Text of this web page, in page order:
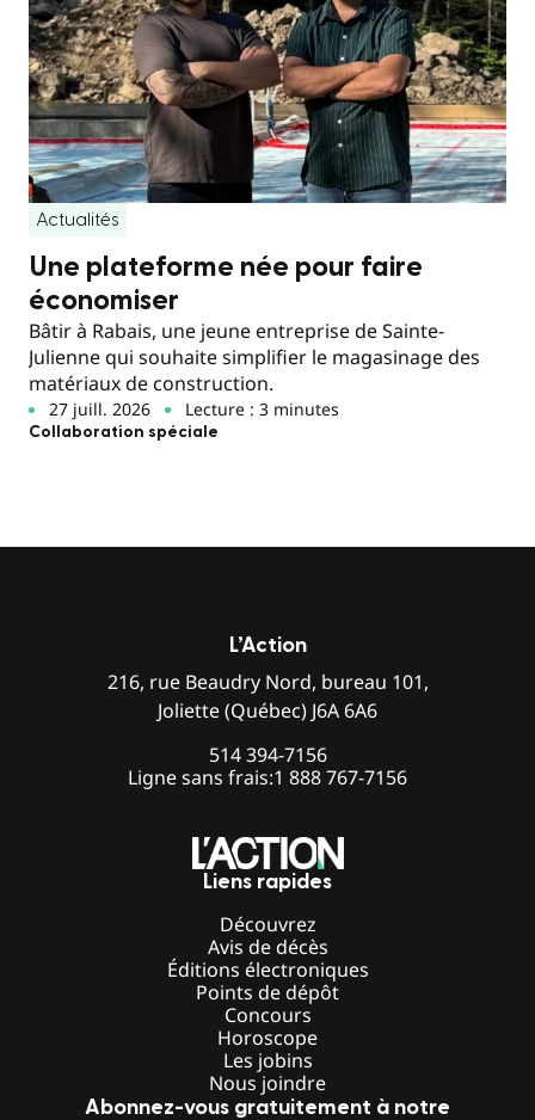
Actualités
Une plateforme née pour faire
économiser
Bâtir à Rabais, une jeune entreprise de Sainte-
Julienne qui souhaite simplifier le magasinage des
matériaux de construction.
27 juill. 2026 Lecture : 3 minutes
Collaboration spéciale
L’Action
216, rue Beaudry Nord, bureau 101,
Joliette (Québec) J6A 6A6
514 394-7156
Ligne sans frais:1 888 767-7156
Liens rapides
Découvrez
Avis de décès
Éditions électroniques
Points de dépôt
Concours
Horoscope
Les jobins
Nous joindre
Abonnez-vous gratuitement à notre